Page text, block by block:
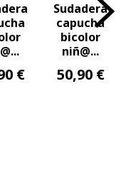
capucha
bicolor
niñ@...
50,90 €
bicolor
niñ@...
50,90